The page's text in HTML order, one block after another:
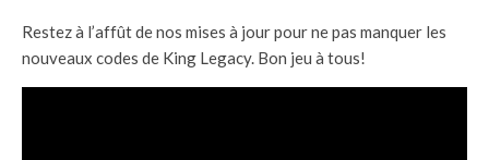
Restez à l’affût de nos mises à jour pour ne pas manquer les
nouveaux codes de King Legacy. Bon jeu à tous!